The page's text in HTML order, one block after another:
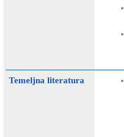
Temeljna literatura